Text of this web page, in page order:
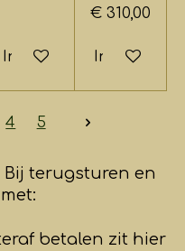
In winkelwagen
€ 310,00
In
4 5
Bij terugsturen en
betalen zit hier